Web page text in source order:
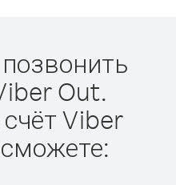
Out.
Viber